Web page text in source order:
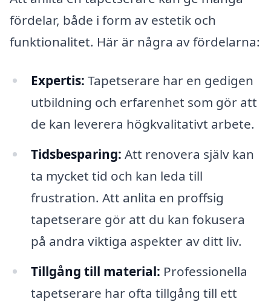
fördelar, både i form av estetik och
funktionalitet. Här är några av fördelarna:
Expertis: Tapetserare har en gedigen
utbildning och erfarenhet som gör att
de kan leverera högkvalitativt arbete.
Tidsbesparing: Att renovera själv kan
ta mycket tid och kan leda till
frustration. Att anlita en proffsig
tapetserare gör att du kan fokusera
på andra viktiga aspekter av ditt liv.
Tillgång till material: Professionella
tapetserare har ofta tillgång till ett